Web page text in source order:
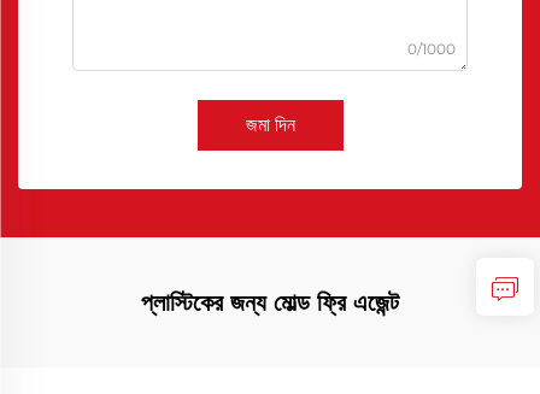
0/1000
জমা দিন
প্লাস্টিকের জন্য মোল্ড ফ্রি এজেন্ট